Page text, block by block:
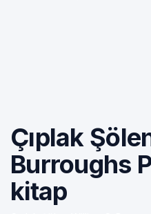
Çıplak
Burroughs
kitap